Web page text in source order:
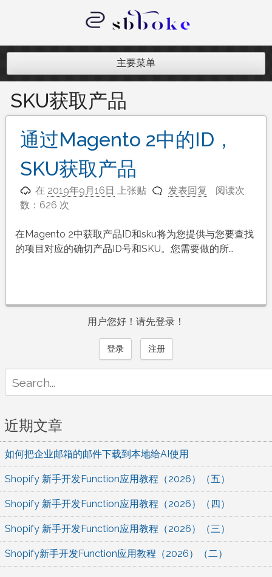
内
记录跨境电商独立站开发遇到的点点
主要菜单
SKU获取产品
通过Magento 2中的ID，
SKU获取产品
在 2019年9月16日 上张贴 发表回复
阅读次
数：626 次
在Magento 2中获取产品ID和sku将为您提供与您要查找
的项目对应的确切产品ID号和SKU。您需要做的所…
用户您好！请先登录！
登录 注册
for:
近期文章
如何把企业邮箱的邮件下载到本地给AI使用
Shopify 新手开发Function应用教程（2026）（五）
Shopify 新手开发Function应用教程（2026）（四）
Shopify 新手开发Function应用教程（2026）（三）
Shopify新手开发Function应用教程（2026）（二）